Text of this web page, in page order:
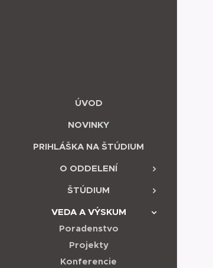
ÚVOD
NOVINKY
PRIHLÁŠKA NA ŠTÚDIUM
O ODDELENÍ
ŠTÚDIUM
VEDA A VÝSKUM
Poradenstvo
Projekty
Konferencie